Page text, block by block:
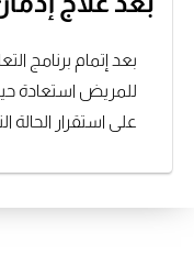
بعد إتمام برنامج
للمريض استعادة
على استقرار الحالة